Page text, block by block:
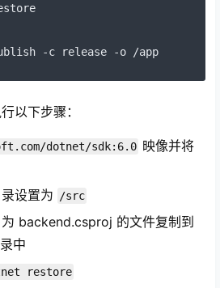
-c release -o /app
以下步骤：
dotnet/sdk:6.0 映像并将
设置为 /src
backend.csproj 的文件复制到
中
restore